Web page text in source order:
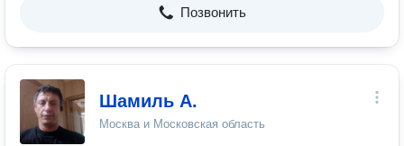
Позвонить
Шамиль А.
Москва и Московская область